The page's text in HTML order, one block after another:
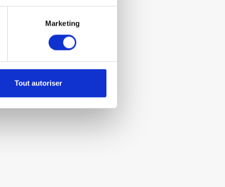
Marketing
Tout autoriser